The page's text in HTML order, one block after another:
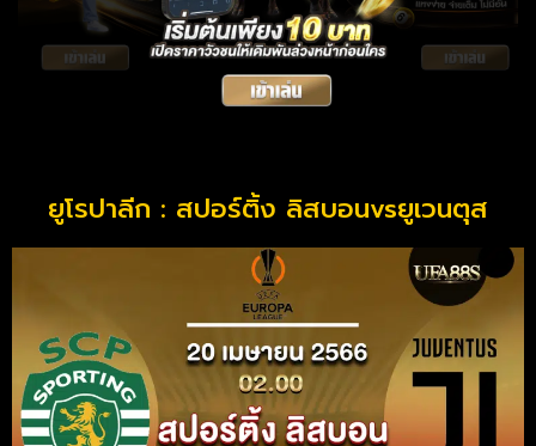
ยูโรปาลีก : สปอร์ติ้ง ลิสบอนvsยูเวนตุส